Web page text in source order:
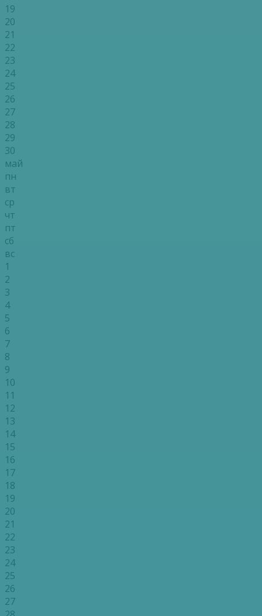
19
20
21
22
23
24
25
26
27
28
29
30
май
пн
вт
ср
чт
пт
сб
вс
1
2
3
4
5
6
7
8
9
10
11
12
13
14
15
16
17
18
19
20
21
22
23
24
25
26
27